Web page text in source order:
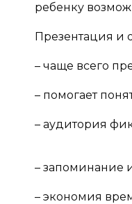
ребенку
Презентация и
– чаще всего
– помогает
– аудитория
– запоминание
– экономия